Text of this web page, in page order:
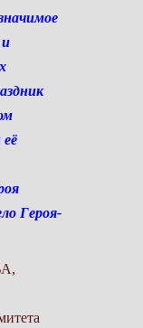
Героя-